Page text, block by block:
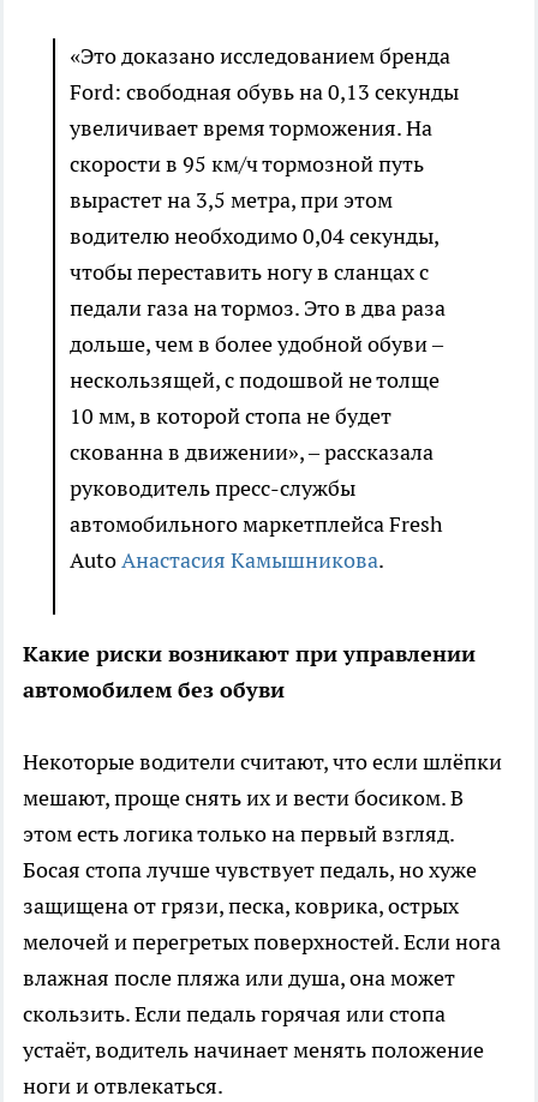
«Это доказано исследованием бренда
Ford: свободная обувь на 0,13 секунды
увеличивает время торможения. На
скорости в 95 км/ч тормозной путь
вырастет на 3,5 метра, при этом
водителю необходимо 0,04 секунды,
чтобы переставить ногу в сланцах с
педали газа на тормоз. Это в два раза
дольше, чем в более удобной обуви –
нескользящей, с подошвой не толще
10 мм, в которой стопа не будет
скованна в движении», – рассказала
руководитель пресс-службы
автомобильного маркетплейса Fresh
AutoАнастасия Камышникова.
Какие риски возникают при управлении
автомобилем без обуви
Некоторые водители считают, что если шлёпки
мешают, проще снять их и вести босиком. В
этом есть логика только на первый взгляд.
Босая стопа лучше чувствует педаль, но хуже
защищена от грязи, песка, коврика, острых
мелочей и перегретых поверхностей. Если нога
влажная после пляжа или душа, она может
скользить. Если педаль горячая или стопа
устаёт, водитель начинает менять положение
ноги и отвлекаться.